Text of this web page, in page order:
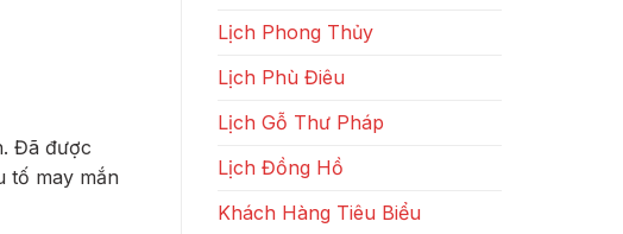
Đã được
tố may mắn
Lịch Phong Thủy
Lịch Phù Điêu
Lịch Gỗ Thư Pháp
Lịch Đồng Hồ
Khách Hàng Tiêu Biểu